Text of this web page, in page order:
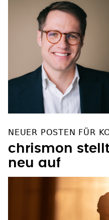
NEUER POSTEN FÜR
chrismon
neu auf